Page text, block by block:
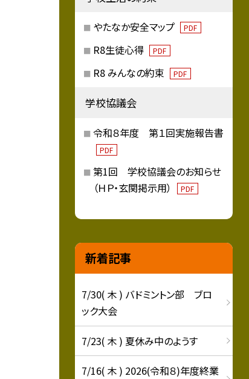
やたなか安全マップ PDF
R8生徒心得 PDF
R8 みんなの約束 PDF
学校協議会
令和８年度 第１回実施報告書
PDF
第1回 学校協議会のお知らせ
（ＨＰ・玄関掲示用）
PDF
新着記事
7/30( 木 ) バドミントン部 ブロ
ック大会
7/23( 木 ) 夏休み中のようす
7/16( 木 ) 2026(令和８)年度終業